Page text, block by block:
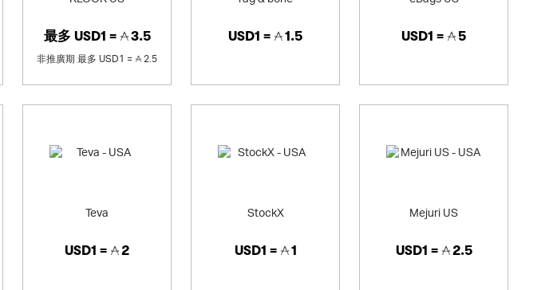
最多 USD1 = 3.5
非推廣期 最多 USD1 = 2.5
USD1 = 1.5 USD1 = 5
Teva
USD1 = 2
StockX
USD1 = 1
Mejuri US
USD1 = 2.5